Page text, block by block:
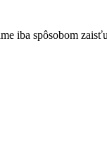
iba spôsobom